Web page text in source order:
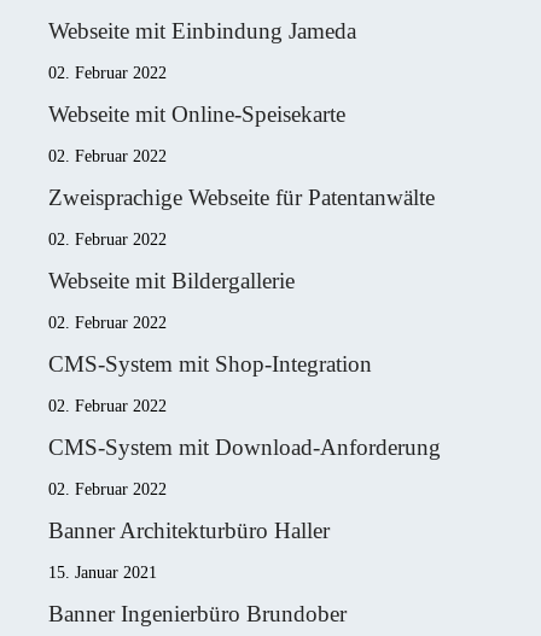
Webseite mit Einbindung Jameda
02. Februar 2022
Webseite mit Online-Speisekarte
02. Februar 2022
Zweisprachige Webseite für Patentanwälte
02. Februar 2022
Webseite mit Bildergallerie
02. Februar 2022
CMS-System mit Shop-Integration
02. Februar 2022
CMS-System mit Download-Anforderung
02. Februar 2022
Banner Architekturbüro Haller
15. Januar 2021
Banner Ingenierbüro Brundober